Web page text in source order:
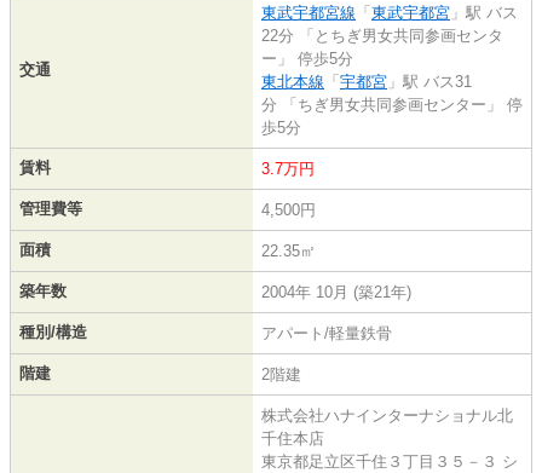
交通
東武宇都宮線 「東武宇都宮 」駅 バス
22分 「とちぎ男女共同参画センタ
ー」 停歩5分
東北本線 「宇都宮 」駅 バス31
分 「ちぎ男女共同参画センター」 停
歩5分
賃料 3.7万円
管理費等 4,500円
面積 22.35㎡
築年数 2004年 10月 (築21年)
種別/構造 アパート/軽量鉄骨
階建 2階建
株式会社ハナインターナショナル北
千住本店
東京都足立区千住３丁目３５－３ シ